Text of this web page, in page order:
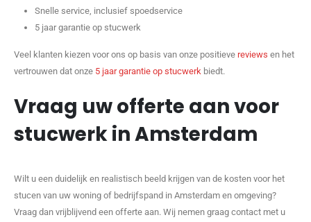
Snelle service, inclusief spoedservice
5 jaar garantie op stucwerk
Veel klanten kiezen voor ons op basis van onze positieve reviews en het
vertrouwen dat onze 5 jaar garantie op stucwerk biedt.
Vraag uw offerte aan voor
stucwerk in Amsterdam
Wilt u een duidelijk en realistisch beeld krijgen van de kosten voor het
stucen van uw woning of bedrijfspand in Amsterdam en omgeving?
Vraag dan vrijblijvend een offerte aan. Wij nemen graag contact met u